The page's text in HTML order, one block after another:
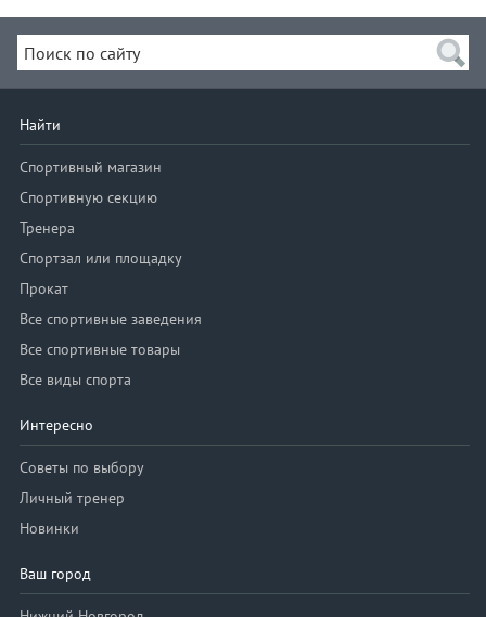
Найти
Спортивный магазин
Спортивную секцию
Тренера
Спортзал или площадку
Прокат
Все спортивные заведения
Все спортивные товары
Все виды спорта
Интересно
Советы по выбору
Личный тренер
Новинки
Ваш город